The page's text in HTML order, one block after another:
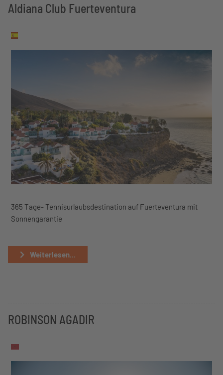
Aldiana Club Fuerteventura
365 Tage- Tennisurlaubsdestination auf Fuerteventura mit
Sonnengarantie
Weiterlesen...
ROBINSON AGADIR